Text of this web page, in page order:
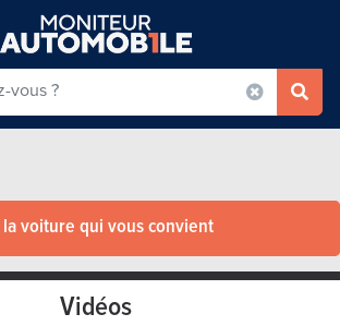
voiture qui vous convient
Vidéos